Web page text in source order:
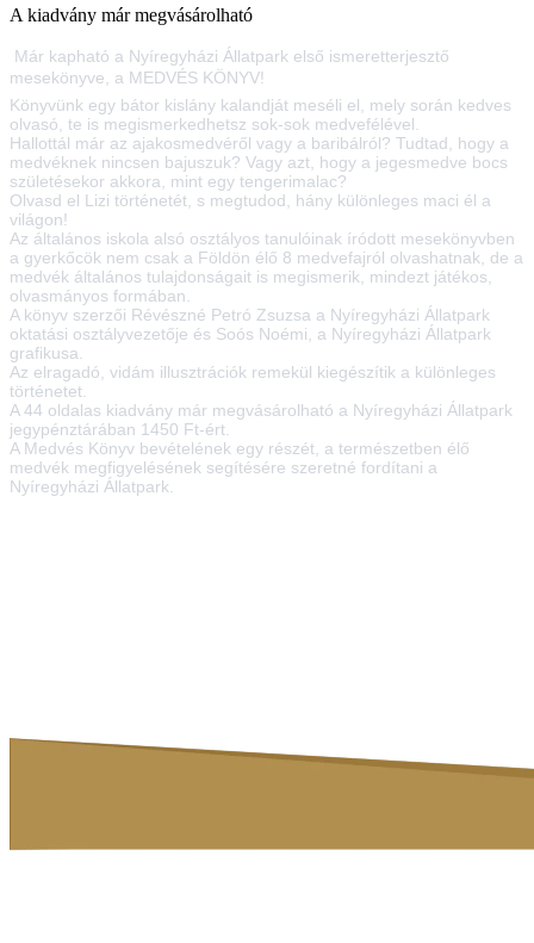
A kiadvány már megvásárolható
Már kapható a Nyíregyházi Állatpark első ismeretterjesztő
mesekönyve, a MEDVÉS KÖNYV!
Könyvünk egy bátor kislány kalandját meséli el, mely során kedves
olvasó, te is megismerkedhetsz sok-sok medvefélével.
Hallottál már az ajakosmedvéről vagy a baribálról? Tudtad, hogy a
medvéknek nincsen bajuszuk? Vagy azt, hogy a jegesmedve bocs
születésekor akkora, mint egy tengerimalac?
Olvasd el Lizi történetét, s megtudod, hány különleges maci él a
világon!
Az általános iskola alsó osztályos tanulóinak íródott mesekönyvben
a gyerkőcök nem csak a Földön élő 8 medvefajról olvashatnak, de a
medvék általános tulajdonságait is megismerik, mindezt játékos,
olvasmányos formában.
A könyv szerzői Révészné Petró Zsuzsa a Nyíregyházi Állatpark
oktatási osztályvezetője és Soós Noémi, a Nyíregyházi Állatpark
grafikusa.
Az elragadó, vidám illusztrációk remekül kiegészítik a különleges
történetet.
A 44 oldalas kiadvány már megvásárolható a Nyíregyházi Állatpark
jegypénztárában 1450 Ft-ért.
A Medvés Könyv bevételének egy részét, a természetben élő
medvék megfigyelésének segítésére szeretné fordítani a
Nyíregyházi Állatpark.